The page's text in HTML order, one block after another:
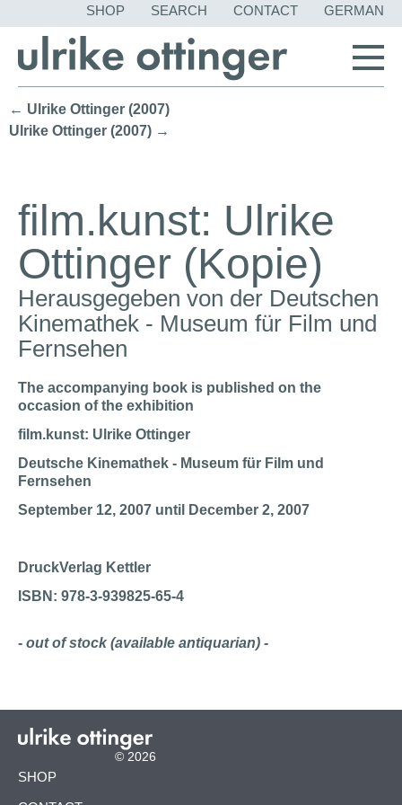
SKIP
NAVIGATION
SHOP SEARCH CONTACT GERMAN
← Ulrike Ottinger (2007)
Ulrike Ottinger (2007) →
film.kunst: Ulrike
Ottinger (Kopie)
Herausgegeben von der Deutschen
Kinemathek - Museum für Film und
Fernsehen
The accompanying book is published on the
occasion of the exhibition
film.kunst: Ulrike Ottinger
Deutsche Kinemathek - Museum für Film und
Fernsehen
September 12, 2007 until December 2, 2007
DruckVerlag Kettler
ISBN: 978-3-939825-65-4
- out of stock (available antiquarian) -
© 2026
SKIP
SHOP